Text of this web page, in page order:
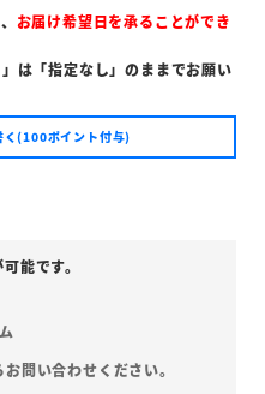
お届け希望日を承ることができ
は「指定なし」のままでお願い
く(100ポイント付与)